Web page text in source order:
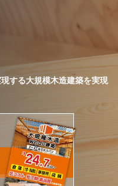
する大規模木造建築を実現